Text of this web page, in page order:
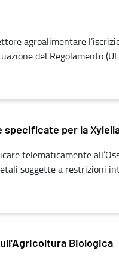
agroalimentare
del Regolamento
specificate per la
telematicamente
soggette a restrizioni
Biologica